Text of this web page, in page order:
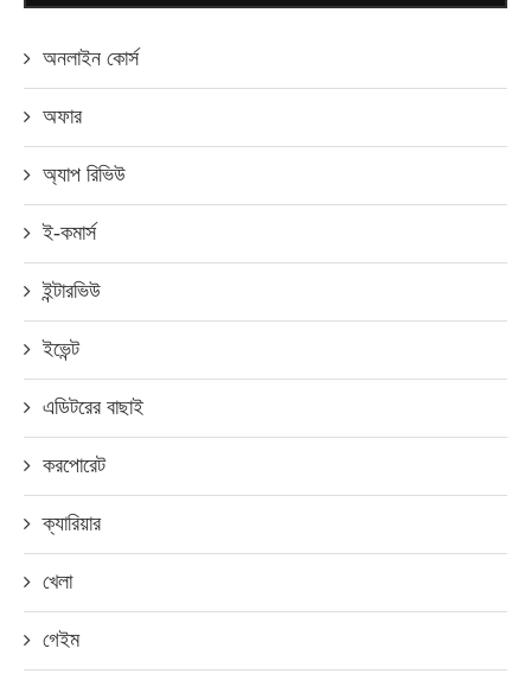
অনলাইন কোর্স
অফার
অ্যাপ রিভিউ
ই-কমার্স
ইন্টারভিউ
ইভেন্ট
এডিটরের বাছাই
করপোরেট
ক্যারিয়ার
খেলা
গেইম